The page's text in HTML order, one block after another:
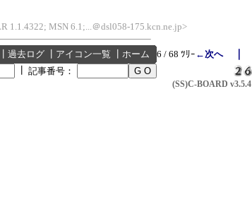
1.1.4322; MSN 6.1;...＠dsl058-175.kcn.ne.jp>
過去ログ アイコン一覧 ホーム 6 / 68 ﾂﾘｰ ←次へ｜
記事番号：
(SS)C-BOARD v3.5.4